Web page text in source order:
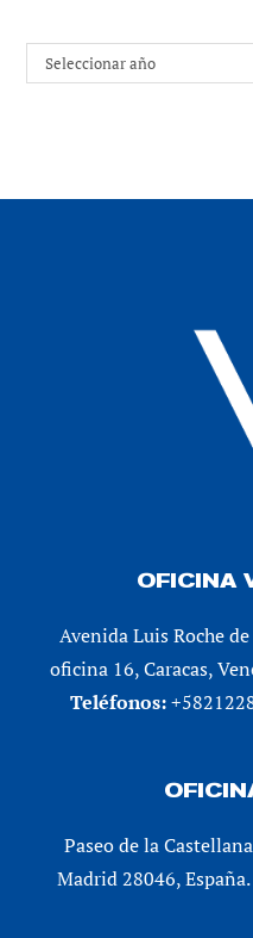
Archivos
Seleccionar año
OFICINA
Avenida Luis Roche
oficina 16, Caracas,
Teléfonos:
Paseo de la
Madrid 28046, España.